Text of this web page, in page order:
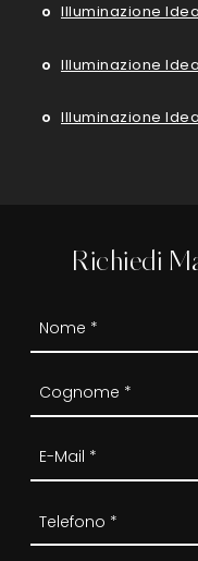
Illuminazione
Illuminazione
Illuminazione
Richiedi